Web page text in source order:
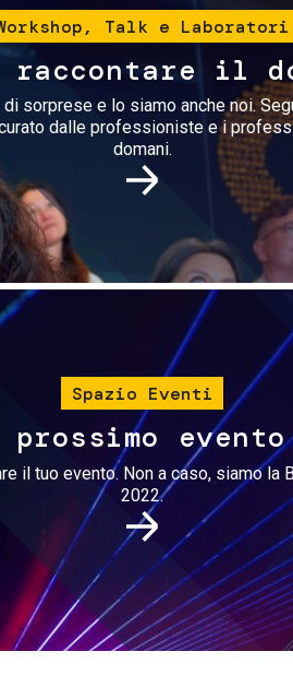
Talk e Laboratori
il
di sorprese e lo siamo anche noi.
dalle professioniste e i
domani.
Immagine
Spazio Eventi
il tuo evento. Non a caso, siamo la
2022.